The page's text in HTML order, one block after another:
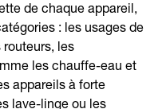
de chaque appareil,
: les usages de
routeurs, les
les chauffe-eau et
appareils à forte
lave-linge ou les